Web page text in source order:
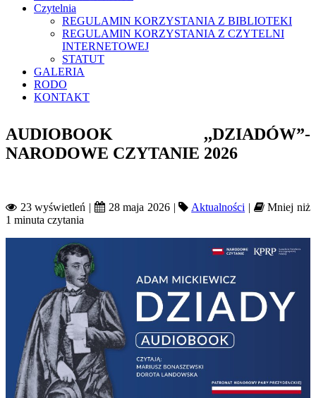
Czytelnia
REGULAMIN KORZYSTANIA Z BIBLIOTEKI
REGULAMIN KORZYSTANIA Z CZYTELNI
INTERNETOWEJ
STATUT
GALERIA
RODO
KONTAKT
AUDIOBOOK ,,DZIADÓW”-
NARODOWE CZYTANIE 2026
23 wyświetleń | 28 maja 2026 | Aktualności |
Mniej niż
1 minuta czytania